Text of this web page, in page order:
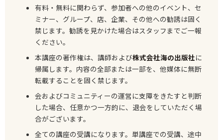
有料・無料に関わらず、参加者への他のイベント、セ
ミナー、グループ、店、企業、その他への勧誘は固く
禁じます。勧誘を見かけた場合はスタッフまでご一報
ください。
本講座の著作権は、講師および株式会社海の出版社に
帰属します。内容の全部または一部を、他媒体に無断
転載することを固く禁じます。
会およびコミュニティーの運営に支障をきたすと判断
した場合、任意かつ一方的に、退会をしていただく場
合がございます。
全ての講座の受講になります。単講座での受講、途中